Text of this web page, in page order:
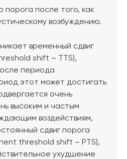
порога после того, как
возбуждению.
временный сдвиг
shift – TTS),
периода
этот может достигать
очень
высоким и частым
воздействиям,
сдвиг порога
threshold shift – PTS),
ухудшение